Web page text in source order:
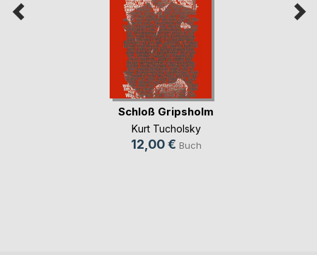
Schloß Gripsholm
Kurt Tucholsky
12,00 € Buch